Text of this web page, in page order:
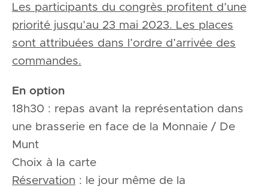
Les participants du congrès profitent d’une
priorité jusqu’au 23 mai 2023. Les places
sont attribuées dans l’ordre d’arrivée des
commandes.
En option
18h30 : repas avant la représentation dans
une brasserie en face de la Monnaie / De
Munt
Choix à la carte
Réservation : le jour même de la